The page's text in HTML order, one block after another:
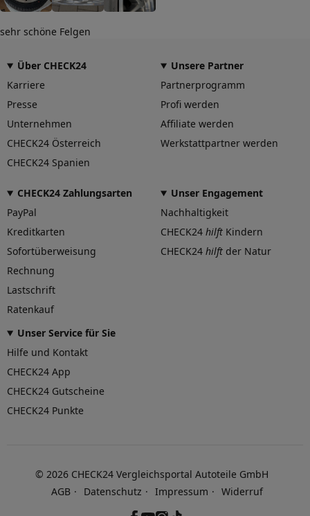
sehr schöne Felgen
Über CHECK24
Karriere
Presse
Unternehmen
CHECK24 Österreich
CHECK24 Spanien
Unsere Partner
Partnerprogramm
Profi werden
Affiliate werden
Werkstattpartner werden
CHECK24 Zahlungsarten
PayPal
Kreditkarten
Sofortüberweisung
Rechnung
Lastschrift
Ratenkauf
Unser Engagement
Nachhaltigkeit
CHECK24 hilft Kindern
CHECK24 hilft der Natur
Unser Service für Sie
Hilfe und Kontakt
CHECK24 App
CHECK24 Gutscheine
CHECK24 Punkte
© 2026 CHECK24 Vergleichsportal Autoteile GmbH
AGB
Datenschutz Impressum Widerruf